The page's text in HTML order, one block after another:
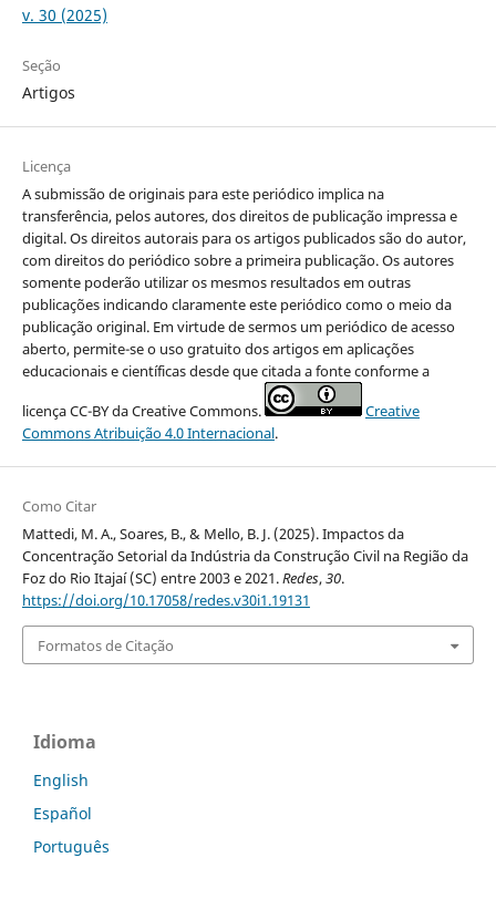
v. 30 (2025)
Seção
Artigos
Licença
A submissão de originais para este periódico implica na
transferência, pelos autores, dos direitos de publicação impressa e
digital. Os direitos autorais para os artigos publicados são do autor,
com direitos do periódico sobre a primeira publicação. Os autores
somente poderão utilizar os mesmos resultados em outras
publicações indicando claramente este periódico como o meio da
publicação original. Em virtude de sermos um periódico de acesso
aberto, permite-se o uso gratuito dos artigos em aplicações
educacionais e científicas desde que citada a fonte conforme a
licença CC-BY da Creative Commons.
Creative
Commons Atribuição 4.0 Internacional.
Como Citar
Mattedi, M. A., Soares, B., & Mello, B. J. (2025). Impactos da
Concentração Setorial da Indústria da Construção Civil na Região da
Foz do Rio Itajaí (SC) entre 2003 e 2021.Redes,30.
https://doi.org/10.17058/redes.v30i1.19131
Formatos de Citação
Idioma
English
Español
Português